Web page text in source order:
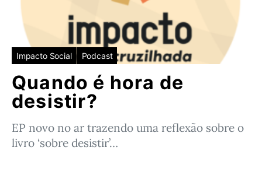
Impacto Social Podcast
Quando é hora de
desistir?
EP novo no ar trazendo uma reflexão sobre o
livro ‘sobre desistir’…